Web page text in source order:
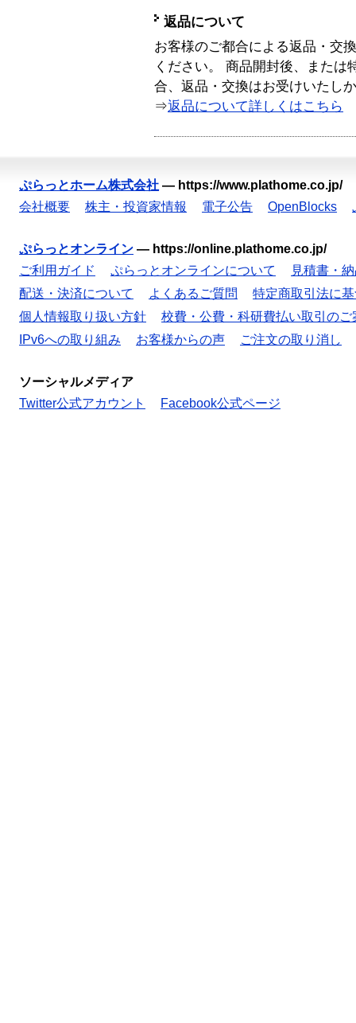
返品について
お客様のご都合による返品・交
ください。 商品開封後、または
合、返品・交換はお受けいたし
⇒返品について詳しくはこちら
ぷらっとホーム株式会社 — https://www.plathome.co.jp/
会社概要
株主・投資家情報 電子公告 OpenBlocks
ぷらっとオンライン — https://online.plathome.co.jp/
ご利用ガイド
ぷらっとオンラインについて
見積書・
配送・決済について
よくあるご質問
特定商取引法に
個人情報取り扱い方針
校費・公費・科研費払い取引のご
IPv6への取り組み
お客様からの声 ご注文の取り消し
ソーシャルメディア
Twitter公式アカウント
Facebook公式ページ